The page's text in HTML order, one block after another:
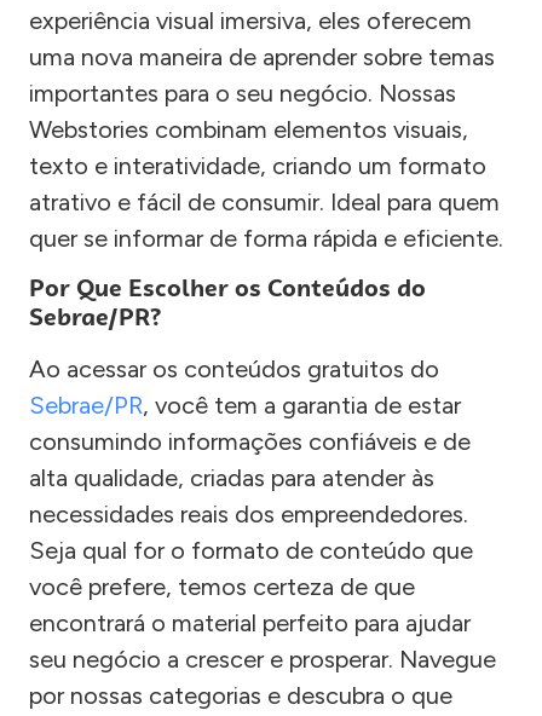
experiência visual imersiva, eles oferecem
uma nova maneira de aprender sobre temas
importantes para o seu negócio. Nossas
Webstories combinam elementos visuais,
texto e interatividade, criando um formato
atrativo e fácil de consumir. Ideal para quem
quer se informar de forma rápida e eficiente.
Por Que Escolher os Conteúdos do
Sebrae/PR?
Ao acessar os conteúdos gratuitos do
Sebrae/PR, você tem a garantia de estar
consumindo informações confiáveis e de
alta qualidade, criadas para atender às
necessidades reais dos empreendedores.
Seja qual for o formato de conteúdo que
você prefere, temos certeza de que
encontrará o material perfeito para ajudar
seu negócio a crescer e prosperar. Navegue
por nossas categorias e descubra o que